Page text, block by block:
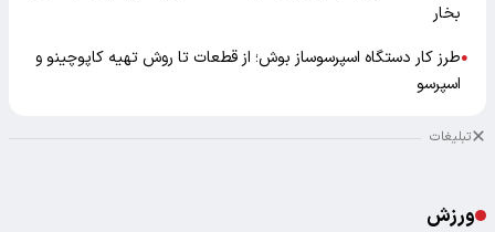
بخار
●طرز کار دستگاه اسپرسوساز بوش؛ از قطعات تا روش تهیه کاپوچینو و
اسپرسو
تبلیغات
ورزش